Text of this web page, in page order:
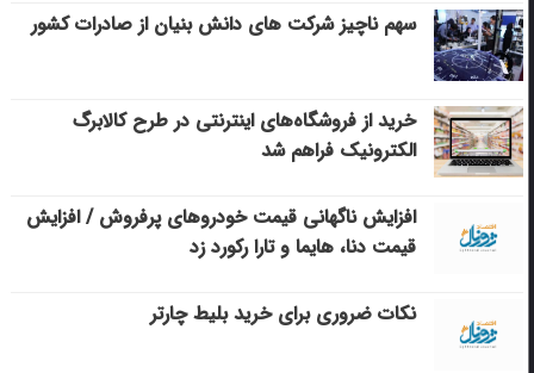
سهم ناچیز شرکت های دانش بنیان از صادرات کشور
خرید از فروشگاه‌های اینترنتی در طرح کالابرگ
الکترونیک فراهم شد
افزایش ناگهانی قیمت خودروهای پرفروش / افزایش
قیمت دنا، هایما و تارا رکورد زد
نکات ضروری برای خرید بلیط چارتر